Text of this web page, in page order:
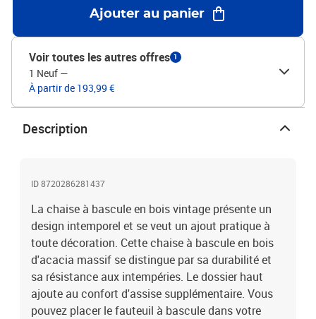
de cordesL'assemblage est requisLa livraison contient :1 x chaise
à bascule avec coussin1 x coussin supplémentaire
Ajouter au panier
Voir toutes les autres offres 1
1 Neuf —
À partir de 193,99 €
Description
ID 8720286281437
La chaise à bascule en bois vintage présente un
design intemporel et se veut un ajout pratique à
toute décoration. Cette chaise à bascule en bois
d'acacia massif se distingue par sa durabilité et
sa résistance aux intempéries. Le dossier haut
ajoute au confort d'assise supplémentaire. Vous
pouvez placer le fauteuil à bascule dans votre